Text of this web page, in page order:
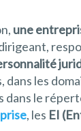
une
dans les
le
, les EI